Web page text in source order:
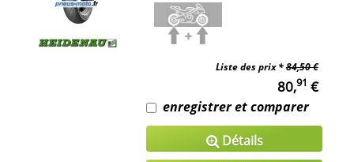
Liste des prix *84,50 €
80,91 €
enregistrer et comparer
Détails